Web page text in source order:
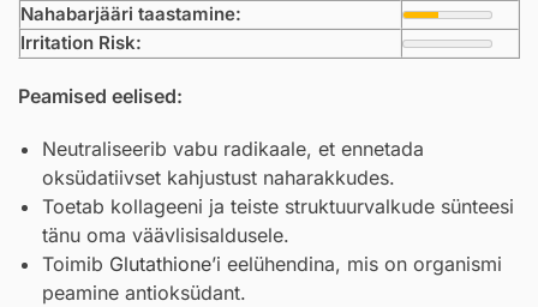
Nahabarjääri taastamine:
Irritation Risk:
Peamised eelised:
Neutraliseerib vabu radikaale, et ennetada
oksüdatiivset kahjustust naharakkudes.
Toetab kollageeni ja teiste struktuurvalkude sünteesi
tänu oma väävlisisaldusele.
Toimib Glutathione’i eelühendina, mis on organismi
peamine antioksüdant.